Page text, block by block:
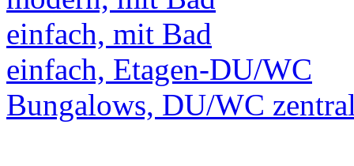
einfach, mit Bad
einfach, Etagen-DU/WC
Bungalows, DU/WC